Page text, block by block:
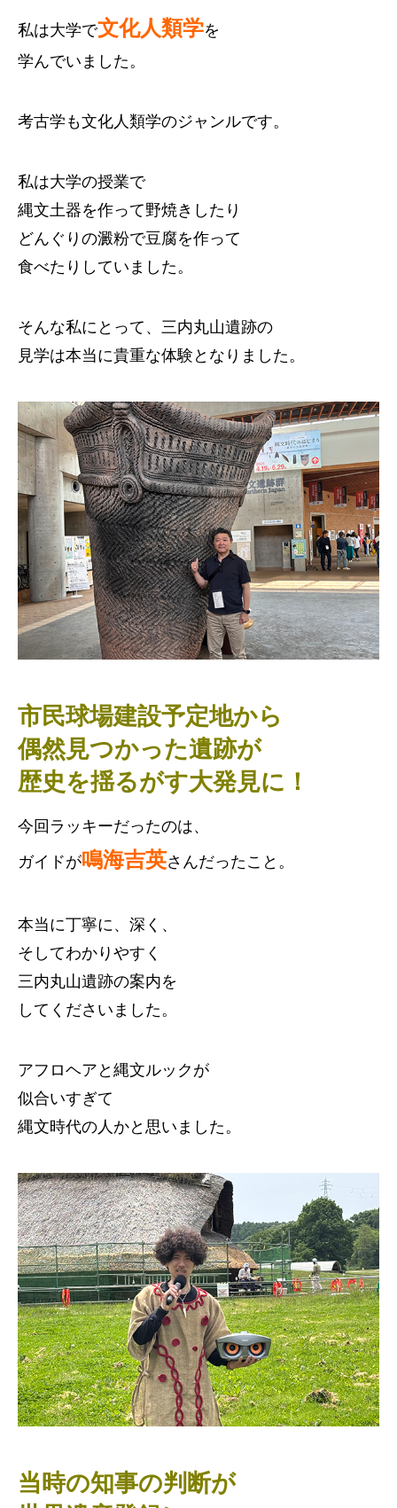
私は大学で文化人類学を
学んでいました。
考古学も文化人類学のジャンルです。
私は大学の授業で
縄文土器を作って野焼きしたり
どんぐりの澱粉で豆腐を作って
食べたりしていました。
そんな私にとって、三内丸山遺跡の
見学は本当に貴重な体験となりました。
市民球場建設予定地から
偶然見つかった遺跡が
歴史を揺るがす大発見に！
今回ラッキーだったのは、
ガイドが鳴海吉英さんだったこと。
本当に丁寧に、深く、
そしてわかりやすく
三内丸山遺跡の案内を
してくださいました。
アフロヘアと縄文ルックが
似合いすぎて
縄文時代の人かと思いました。
当時の知事の判断が